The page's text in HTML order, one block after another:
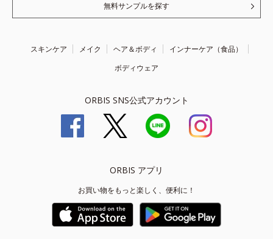
無料サンプルを探す
スキンケア メイク ヘア＆ボディ
インナーケア（食品）
ボディウェア
ORBIS SNS公式アカウント
ORBIS アプリ
お買い物をもっと楽しく、便利に！